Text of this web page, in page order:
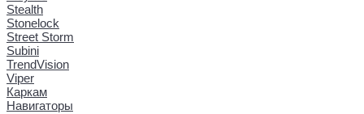
Stealth
Stonelock
Street Storm
Subini
TrendVision
Viper
Каркам
Навигаторы